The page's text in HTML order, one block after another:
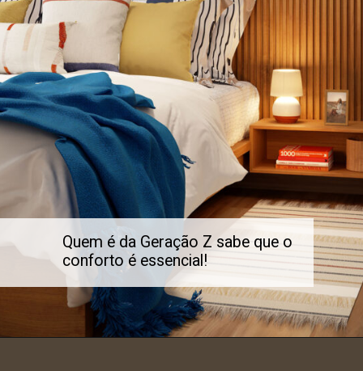
Quem é da Geração Z sabe que o
conforto é essencial!